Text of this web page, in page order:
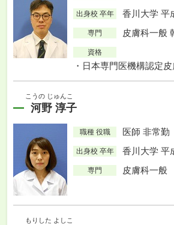
出身校 卒年 香川大学 平
専門 皮膚科一般
資格
日本専門医機構認定
こうの じゅんこ
河野 淳子
職種 役職 医師 非常勤
出身校 卒年 香川大学 平
専門 皮膚科一般
もりした よしこ